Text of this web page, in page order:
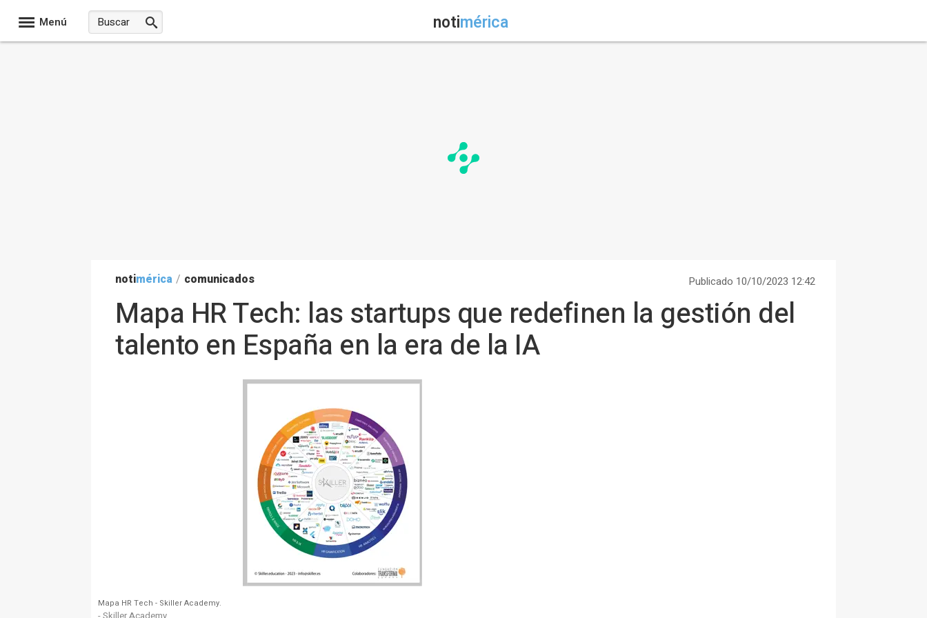
Menú notimérica
notimérica / comunicados Publicado 10/10/2023 12:42
Mapa HR Tech: las startups que redefinen la gestión del
talento en España en la era de la IA
Mapa HR Tech - Skiller Academy.